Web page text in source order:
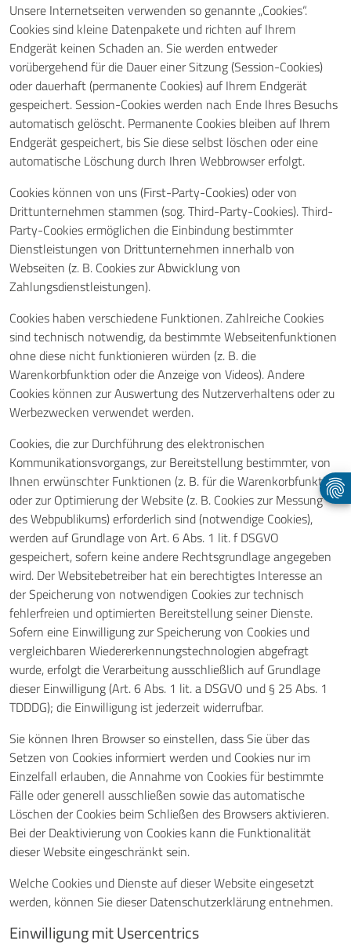
Unsere Internetseiten verwenden so genannte „Cookies“.
Cookies sind kleine Datenpakete und richten auf Ihrem
Endgerät keinen Schaden an. Sie werden entweder
vorübergehend für die Dauer einer Sitzung (Session-Cookies)
oder dauerhaft (permanente Cookies) auf Ihrem Endgerät
gespeichert. Session-Cookies werden nach Ende Ihres Besuchs
automatisch gelöscht. Permanente Cookies bleiben auf Ihrem
Endgerät gespeichert, bis Sie diese selbst löschen oder eine
automatische Löschung durch Ihren Webbrowser erfolgt.
Cookies können von uns (First-Party-Cookies) oder von
Drittunternehmen stammen (sog. Third-Party-Cookies). Third-
Party-Cookies ermöglichen die Einbindung bestimmter
Dienstleistungen von Drittunternehmen innerhalb von
Webseiten (z. B. Cookies zur Abwicklung von
Zahlungsdienstleistungen).
Cookies haben verschiedene Funktionen. Zahlreiche Cookies
sind technisch notwendig, da bestimmte Webseitenfunktionen
ohne diese nicht funktionieren würden (z. B. die
Warenkorbfunktion oder die Anzeige von Videos). Andere
Cookies können zur Auswertung des Nutzerverhaltens oder zu
Werbezwecken verwendet werden.
Cookies, die zur Durchführung des elektronischen
Kommunikationsvorgangs, zur Bereitstellung bestimmter, von
Ihnen erwünschter Funktionen (z. B. für die Warenkorbfunktion)
oder zur Optimierung der Website (z. B. Cookies zur Messung
des Webpublikums) erforderlich sind (notwendige Cookies),
werden auf Grundlage von Art. 6 Abs. 1 lit. f DSGVO
gespeichert, sofern keine andere Rechtsgrundlage angegeben
wird. Der Websitebetreiber hat ein berechtigtes Interesse an
der Speicherung von notwendigen Cookies zur technisch
fehlerfreien und optimierten Bereitstellung seiner Dienste.
Sofern eine Einwilligung zur Speicherung von Cookies und
vergleichbaren Wiedererkennungstechnologien abgefragt
wurde, erfolgt die Verarbeitung ausschließlich auf Grundlage
dieser Einwilligung (Art. 6 Abs. 1 lit. a DSGVO und § 25 Abs. 1
TDDDG); die Einwilligung ist jederzeit widerrufbar.
Sie können Ihren Browser so einstellen, dass Sie über das
Setzen von Cookies informiert werden und Cookies nur im
Einzelfall erlauben, die Annahme von Cookies für bestimmte
Fälle oder generell ausschließen sowie das automatische
Löschen der Cookies beim Schließen des Browsers aktivieren.
Bei der Deaktivierung von Cookies kann die Funktionalität
dieser Website eingeschränkt sein.
Welche Cookies und Dienste auf dieser Website eingesetzt
werden, können Sie dieser Datenschutzerklärung entnehmen.
Einwilligung mit Usercentrics